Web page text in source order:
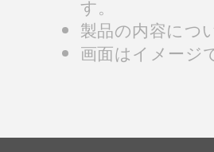
す。
製品の内容につ
画面はイメージ